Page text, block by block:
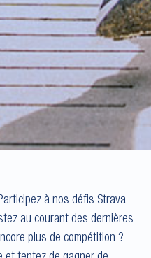
à nos défis Strava
au courant des dernières
plus de compétition ?